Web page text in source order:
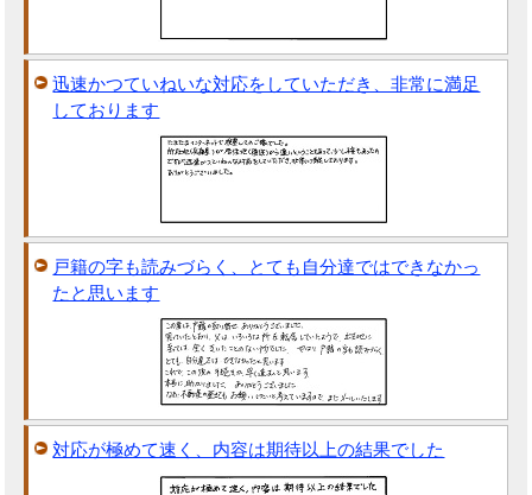
迅速かつていねいな対応をしていただき、非常に満足
しております
戸籍の字も読みづらく、とても自分達ではできなかっ
たと思います
対応が極めて速く、内容は期待以上の結果でした